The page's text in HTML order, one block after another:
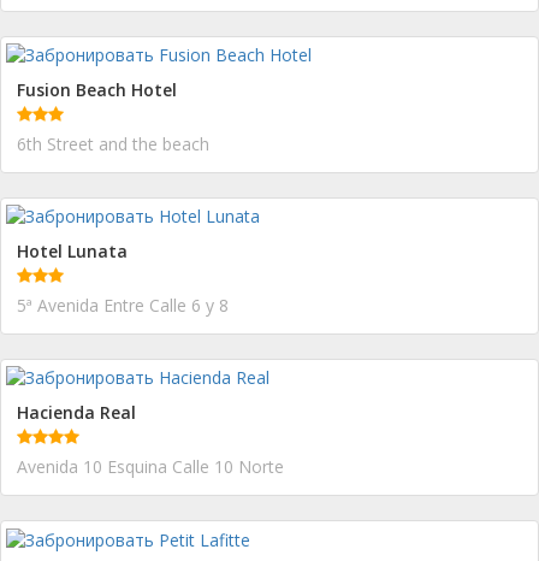
Fusion Beach Hotel
6th Street and the beach
Hotel Lunata
5ª Avenida Entre Calle 6 y 8
Hacienda Real
Avenida 10 Esquina Calle 10 Norte